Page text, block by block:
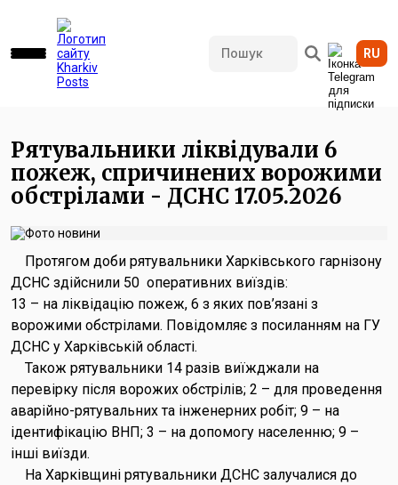
RU
559 переглядів • 17.05.2026 09:15
Рятувальники ліквідували 6
пожеж, спричинених ворожими
обстрілами - ДСНС 17.05.2026
Протягом доби рятувальники Харківського гарнізону
ДСНС здійснили 50 оперативних виїздів:
13 – на ліквідацію пожеж, 6 з яких пов’язані з
ворожими обстрілами. Повідомляє з посиланням на ГУ
ДСНС у Харківській області.
Також рятувальники 14 разів виїжджали на
перевірку після ворожих обстрілів; 2 – для проведення
аварійно-рятувальних та інженерних робіт; 9 – на
ідентифікацію ВНП; 3 – на допомогу населенню; 9 –
інші виїзди.
На Харківщині рятувальники ДСНС залучалися до